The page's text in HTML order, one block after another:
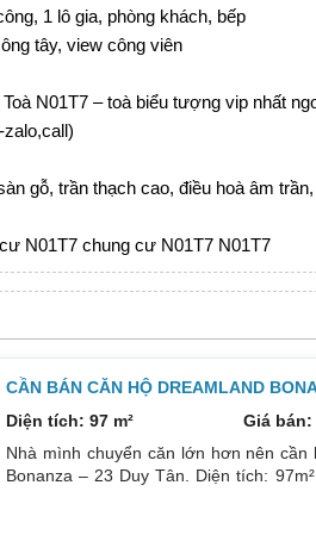
1 lô gia, phòng khách, bếp
tây, view công viên
N01T7 – toà biểu tượng vip nhất
zalo,call)
gỗ, trần thạch cao, điều hoà âm
N01T7 chung cư N01T7 N01T7
CẦN BÁN CĂN HỘ DREAMLAND
Diện tích: 97 m²
Giá bán:
Nhà mình chuyển căn lớn hơn nên
Bonanza – 23 Duy Tân. Diện tích: